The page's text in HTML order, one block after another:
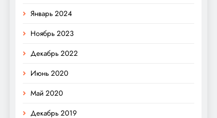
Январь 2024
Ноябрь 2023
Декабрь 2022
Июнь 2020
Май 2020
Декабрь 2019